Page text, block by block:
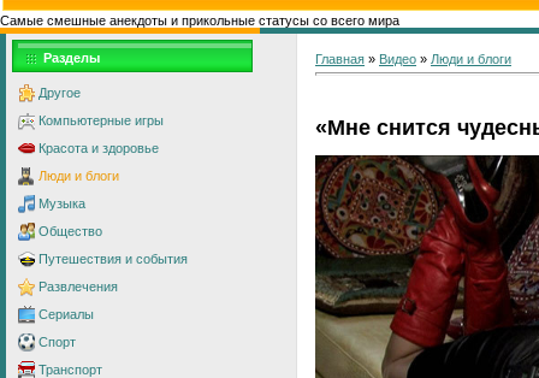
Самые смешные анекдоты и прикольные статусы со всего мира
Разделы
Другое
Компьютерные игры
Красота и здоровье
Люди и блоги
Музыка
Общество
Путешествия и события
Развлечения
Сериалы
Спорт
Транспорт
Главная » Видео » Люди и блоги
«Мне снится